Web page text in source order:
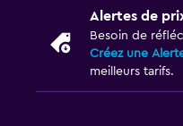
Alertes de
Besoin de
Créez une
meilleurs tarifs.